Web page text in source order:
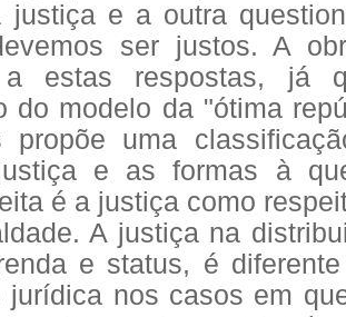
justiça e a outra
ser justos. A
a estas respostas, já
do modelo da "ótima
propõe uma
e as formas à
é a justiça como
A justiça na
e status, é
jurídica nos casos em